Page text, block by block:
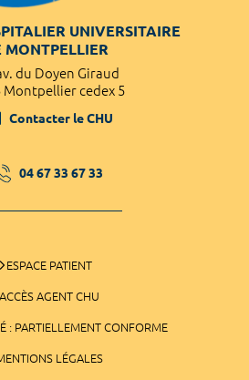
UNIVERSITAIRE
MONTPELLIER
du Doyen Giraud
Montpellier cedex 5
Contacter le CHU
04 67 33 67 33
ESPACE PATIENT
ACCÈS AGENT CHU
: PARTIELLEMENT CONFORME
LÉGALES